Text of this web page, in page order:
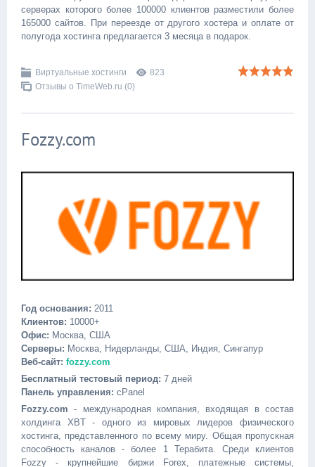
серверах которого более 100000 клиентов разместили более
165000 сайтов. При переезде от другого хостера и оплате от
полугода хостинга предлагается 3 месяца в подарок.
Виртуальные хостинги
823
Отзывы о TimeWeb.ru (0)
Fozzy.com
Год основания: 2011
Клиентов: 10000+
Офис: Москва, США
Серверы: Москва, Нидерланды, США, Индия, Сингапур
Веб-сайт: fozzy.com
Бесплатный тестовый период: 7 дней
Панель управления: cPanel
Fozzy.com - международная компания, входящая в состав
холдинга XBT - одного из мировых лидеров физического
хостинга, представленного по всему миру. Общая пропускная
способность каналов - более 1 Терабита. Среди клиентов
Fozzy - крупнейшие биржи Forex, платежные системы,